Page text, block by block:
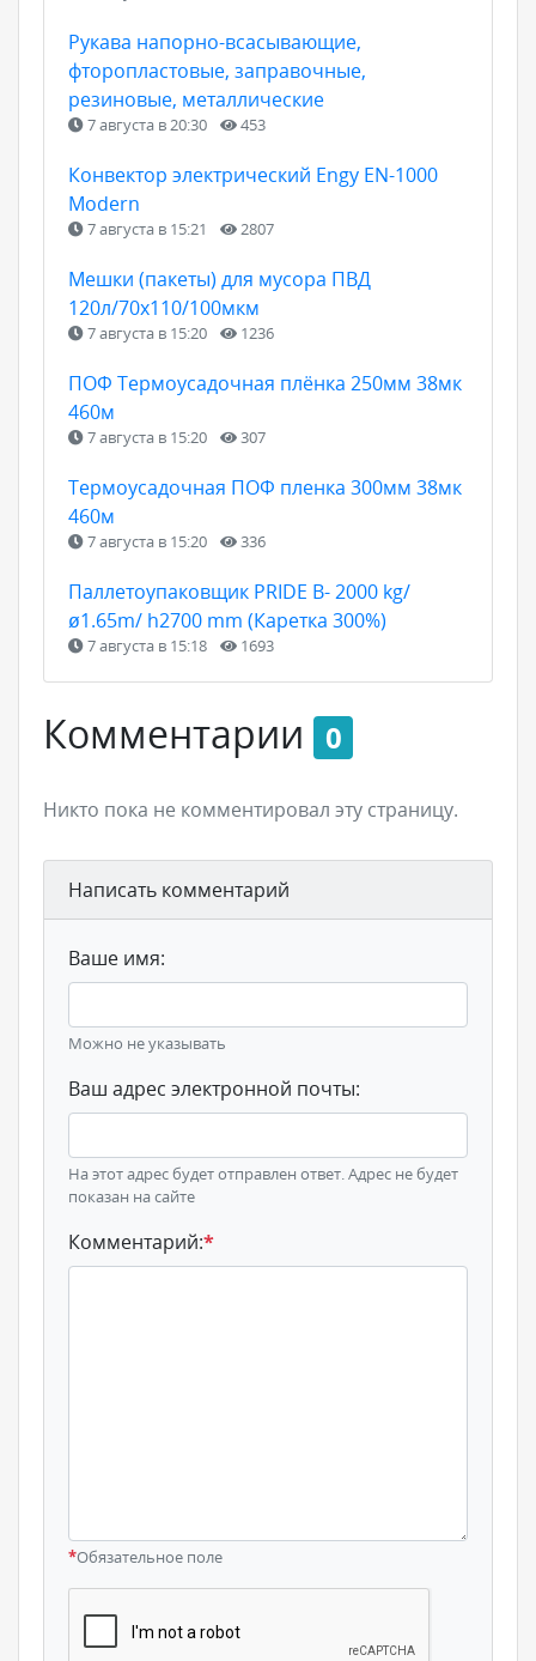
Рукава напорно-всасывающие,
фторопластовые, заправочные,
резиновые, металлические
7 августа в 20:30 453
Конвектор электрический Engy EN-1000
Modern
7 августа в 15:21 2807
Мешки (пакеты) для мусора ПВД
120л/70х110/100мкм
7 августа в 15:20 1236
ПОФ Термоусадочная плёнка 250мм 38мк
460м
7 августа в 15:20 307
Термоусадочная ПОФ пленка 300мм 38мк
460м
7 августа в 15:20 336
Паллетоупаковщик PRIDE В- 2000 kg/
ø1.65m/ h2700 mm (Каретка 300%)
7 августа в 15:18 1693
Комментарии 0
Никто пока не комментировал эту страницу.
Написать комментарий
Ваше имя:
Можно не указывать
Ваш адрес электронной почты:
На этот адрес будет отправлен ответ. Адрес не будет
показан на сайте
Комментарий:*
*Обязательное поле